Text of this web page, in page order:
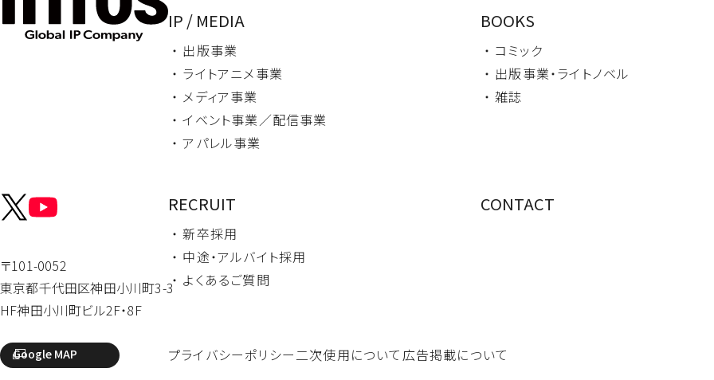
〒101-0052
東京都千代田区神田小川町3-3
HF神田小川町ビル2F・8F
Google MAP
IP / MEDIA
・ 出版事業
・ ライトアニメ事業
・ メディア事業
・ イベント事業／配信事業
・ アパレル事業
BOOKS
・ コミック
・ 出版事業・ライトノベル
・ 雑誌
RECRUIT
・ 新卒採用
・ 中途・アルバイト採用
・ よくあるご質問
CONTACT
プライバシーポリシー二次使用について 広告掲載について